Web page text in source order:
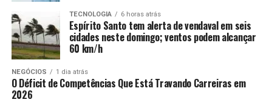
TECNOLOGIA 6 horas atrás
Espírito Santo tem alerta de vendaval em seis
cidades neste domingo; ventos podem alcançar
60 km/h
NEGÓCIOS 1 dia atrás
O Déficit de Competências Que Está Travando Carreiras em
2026